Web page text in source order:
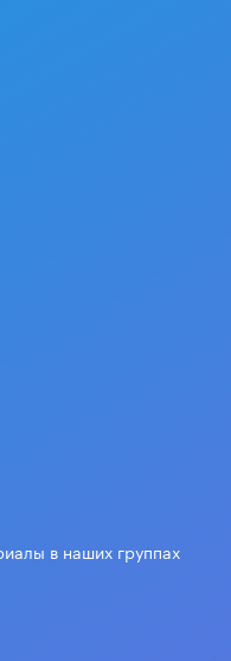
в наших группах